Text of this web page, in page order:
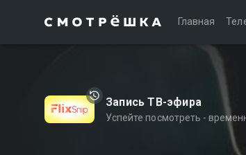
Главная
Запись ТВ-эфира
Успейте посмотреть -